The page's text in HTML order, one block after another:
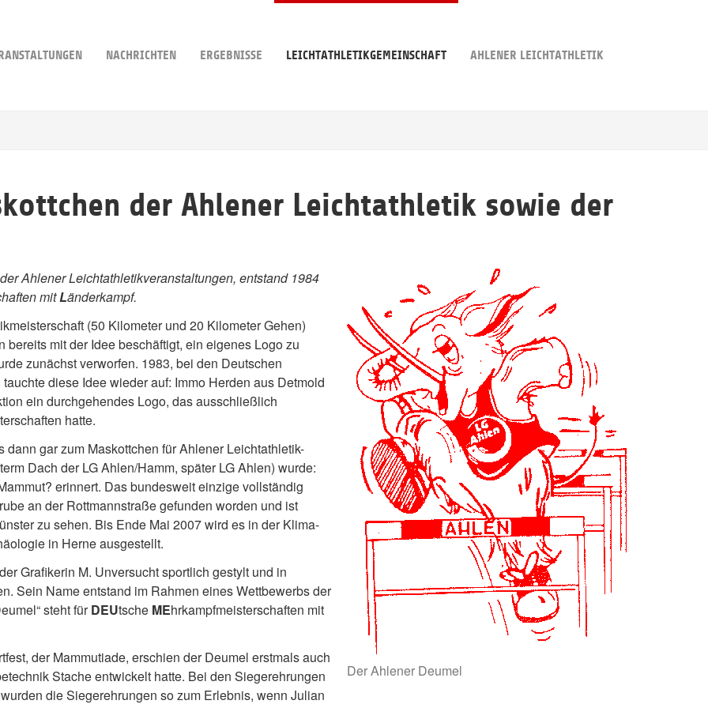
NACHRICHTEN ERGEBNISSE LEICHTATHLETIKGEMEINSCHAFT AHLENER LEICHTATHLETIK
der Ahlener Leichtathletik sowie der
Der Ahlener Deumel
Ahlener Leichtathletikveranstaltungen, entstand 1984
mitLänderkampf.
(50 Kilometer und 20 Kilometer Gehen)
mit der Idee beschäftigt, ein eigenes Logo zu
zunächst verworfen. 1983, bei den Deutschen
diese Idee wieder auf: Immo Herden aus Detmold
ein durchgehendes Logo, das ausschließlich
hatte.
gar zum Maskottchen für Ahlener Leichtathletik-
Dach der LG Ahlen/Hamm, später LG Ahlen) wurde:
erinnert. Das bundesweit einzige vollständig
an der Rottmannstraße gefunden worden und ist
zu sehen. Bis Ende Mai 2007 wird es in der Klima-
in Herne ausgestellt.
Grafikerin M. Unversucht sportlich gestylt und in
Sein Name entstand im Rahmen eines Wettbewerbs der
steht fürDEUtsche MEhrkampfmeisterschaften mit
der Mammutiade, erschien der Deumel erstmals auch
Stache entwickelt hatte. Bei den Siegerehrungen
die Siegerehrungen so zum Erlebnis, wenn Julian